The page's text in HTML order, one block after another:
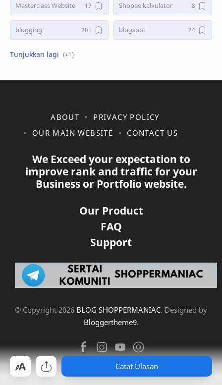
Catat Ulasan
Masterclass Website Shopee kalkulator
blogging blogspot
shopee
ABOUT
PRIVACY POLICY
OUR MAIN WEBSITE
CONTACT US
We Exceed your expectation to
improve rank and traffic for your
Business or Portfolio website.
Our Product
FAQ
Support
© Copyright 2026 BLOG SHOPPERMANIAC. Designed by
Bloggertheme9.